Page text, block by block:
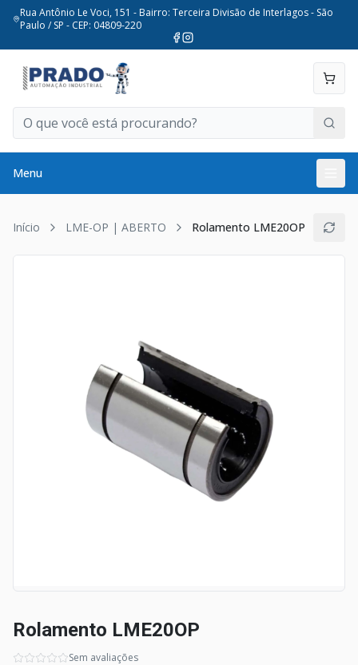
Rua Antônio Le Voci, 151 - Bairro: Terceira Divisão de Interlagos - São
Paulo / SP - CEP: 04809-220
Menu
Início LME-OP | ABERTO Rolamento LME20OP
Rolamento LME20OP
Sem avaliações